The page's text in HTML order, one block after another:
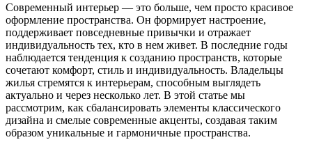
Современный интерьер — это больше, чем просто красивое
оформление пространства. Он формирует настроение,
поддерживает повседневные привычки и отражает
индивидуальность тех, кто в нем живет. В последние годы
наблюдается тенденция к созданию пространств, которые
сочетают комфорт, стиль и индивидуальность. Владельцы
жилья стремятся к интерьерам, способным выглядеть
актуально и через несколько лет. В этой статье мы
рассмотрим, как сбалансировать элементы классического
дизайна и смелые современные акценты, создавая таким
образом уникальные и гармоничные пространства.